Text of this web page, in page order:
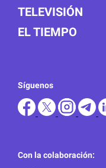
TELEVISIÓN
EL TIEMPO
Síguenos
Con la colaboración: